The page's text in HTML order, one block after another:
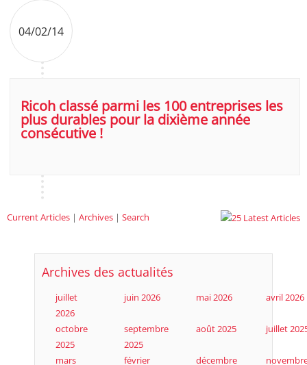
04/02/14
Ricoh classé parmi les 100 entreprises les
plus durables pour la dixième année
consécutive !
Current Articles | Archives | Search
Archives des actualités
juillet
2026
juin 2026 mai 2026 avril 2026
octobre
2025
septembre
2025
août 2025 juillet
mars février décembre